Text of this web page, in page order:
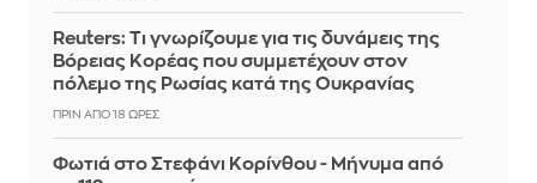
Reuters: Τι γνωρίζουμε για τις δυνάμεις της
Βόρειας Κορέας που συμμετέχουν στον
πόλεμο της Ρωσίας κατά της Ουκρανίας
ΠΡΙΝ ΑΠΌ 18 ΏΡΕΣ
Φωτιά στο Στεφάνι Κορίνθου - Μήνυμα από